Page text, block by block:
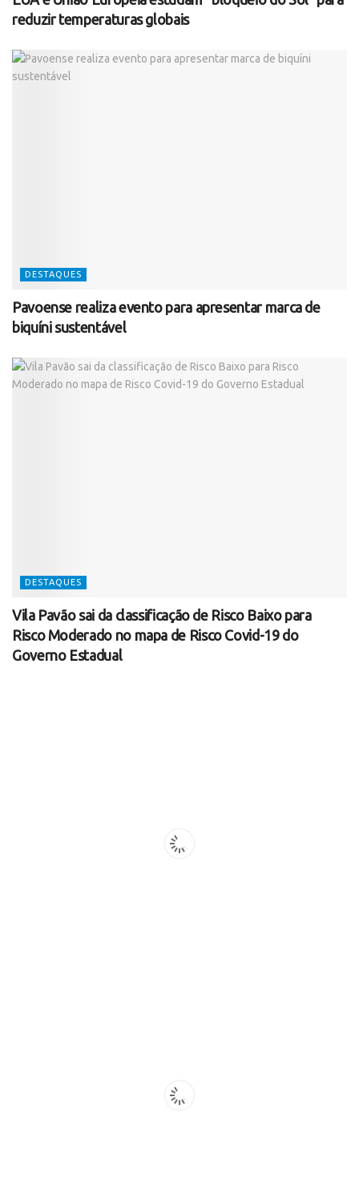
reduzir temperaturas globais
DESTAQUES
Pavoense realiza evento para apresentar marca de
biquíni sustentável
DESTAQUES
Vila Pavão sai da classificação de Risco Baixo para
Risco Moderado no mapa de Risco Covid-19 do
Governo Estadual